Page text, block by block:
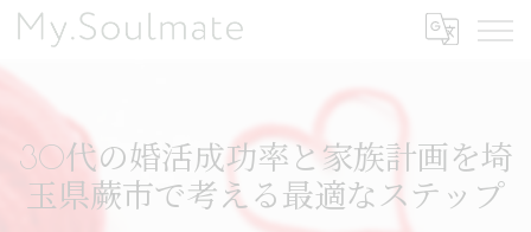
30代の婚活成功率と家族計画を埼
玉県蕨市で考える最適なステップ